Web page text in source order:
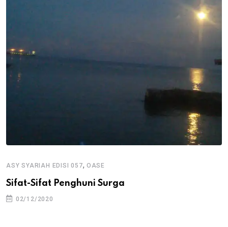
ASY SYARIAH EDISI 057, OASE
Sifat-Sifat Penghuni Surga
02/12/2020